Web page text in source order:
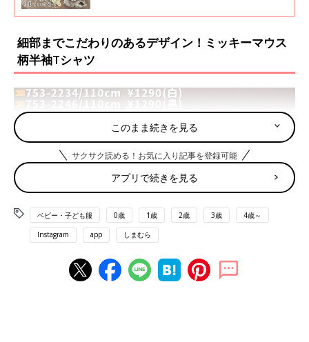
イテムなど、これからの時期に活躍するものば
細部までこだわりのあるデザイン！ミッキーマウス
柄半袖Tシャツ
このまま続きを見る
サクサク読める！お気に入り記事を登録可能
アプリで続きを見る
ベビー・子ども服 0歳 1歳 2歳 3歳 4歳～
Instagram app しまむら